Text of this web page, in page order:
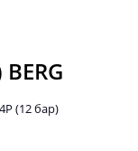
(12 бар)